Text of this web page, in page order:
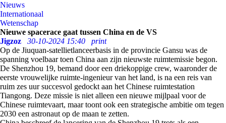
Nieuws
Internationaal
Wetenschap
Nieuwe spacerace gaat tussen China en de VS
Jigzoz
30-10-2024 15:40
print
Op de Jiuquan-satellietlanceerbasis in de provincie Gansu was de
spanning voelbaar toen China aan zijn nieuwste ruimtemissie begon.
De Shenzhou 19, bemand door een driekoppige crew, waaronder de
eerste vrouwelijke ruimte-ingenieur van het land, is na een reis van
ruim zes uur succesvol gedockt aan het Chinese ruimtestation
Tiangong. Deze missie is niet alleen een nieuwe mijlpaal voor de
Chinese ruimtevaart, maar toont ook een strategische ambitie om tegen
2030 een astronaut op de maan te zetten.